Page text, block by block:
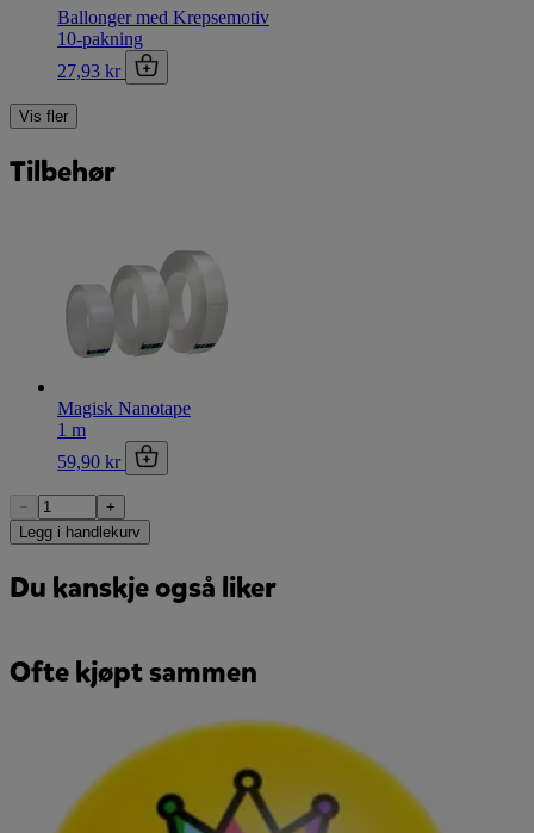
Ballonger med Krepsemotiv
10-pakning
27,93 kr
Vis fler
Tilbehør
Magisk Nanotape
1 m
59,90 kr
−
+
Legg i handlekurv
Du kanskje også liker
Ofte kjøpt sammen